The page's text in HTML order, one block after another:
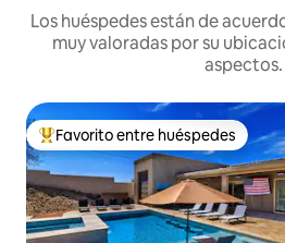
Los huéspedes están de
muy valoradas por su
aspectos.
Favorito entre huéspedes
Favorito entre huéspedes